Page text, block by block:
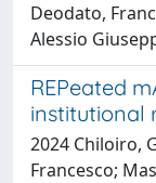
Deodato,
Alessio
REPeated
institutional
2024 Chiloiro,
Francesco;